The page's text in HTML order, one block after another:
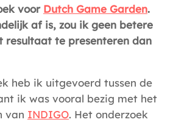
voor Dutch Game Garden.
af is, zou ik geen betere
resultaat te presenteren dan
heb ik uitgevoerd tussen de
ik was vooral bezig met het
van INDIGO. Het onderzoek